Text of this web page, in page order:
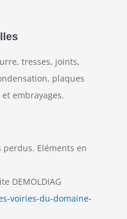
tresses, joints,
plaques
embrayages.
perdus. Eléments en
DEMOLDIAG
voiries-du-domaine-